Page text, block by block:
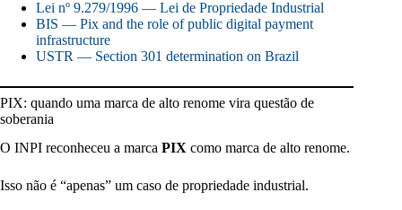
Lei nº 9.279/1996 — Lei de Propriedade Industrial
BIS — Pix and the role of public digital payment
infrastructure
USTR — Section 301 determination on Brazil
PIX: quando uma marca de alto renome vira questão de
soberania
O INPI reconheceu a marca PIX como marca de alto renome.
Isso não é “apenas” um caso de propriedade industrial.